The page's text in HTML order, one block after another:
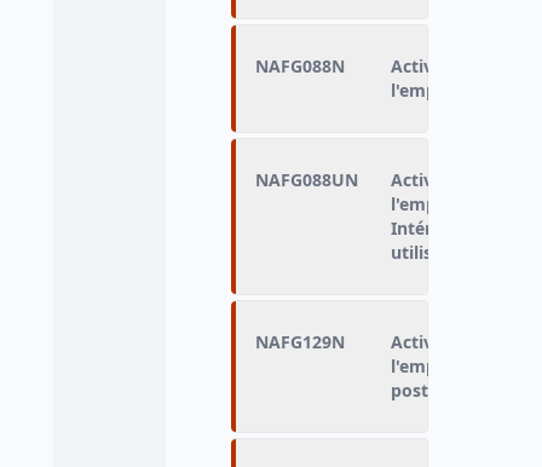
NAFG088N
Activité
l'emploi principal
NAFG088UN
Activité
l'emploi principal
Intérimaires
utilisateur
NAFG129N
Activité
l'emploi principal
postes)